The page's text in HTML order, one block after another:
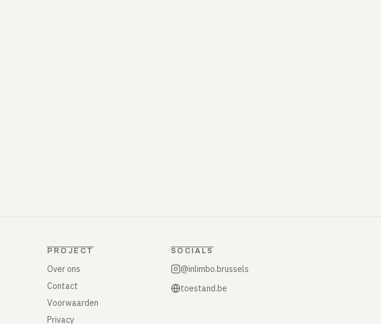
PROJECT
Over ons
Contact
Voorwaarden
Privacy
SOCIALS
@inlimbo.brussels
toestand.be